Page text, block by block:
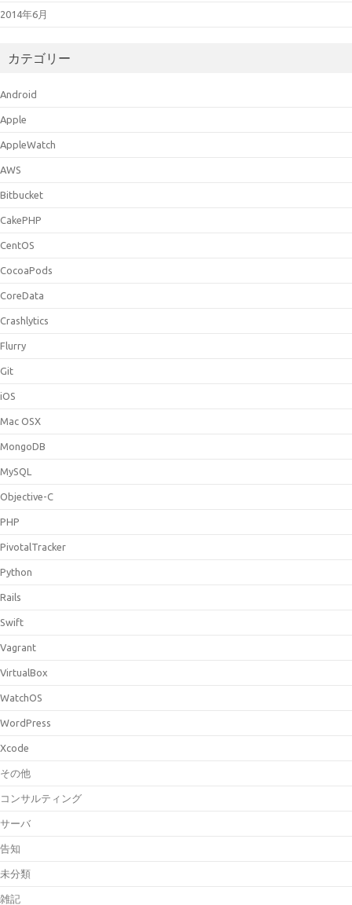
2014年6月
カテゴリー
Android
Apple
AppleWatch
AWS
Bitbucket
CakePHP
CentOS
CocoaPods
CoreData
Crashlytics
Flurry
Git
iOS
Mac OSX
MongoDB
MySQL
Objective-C
PHP
PivotalTracker
Python
Rails
Swift
Vagrant
VirtualBox
WatchOS
WordPress
Xcode
その他
コンサルティング
サーバ
告知
未分類
雑記